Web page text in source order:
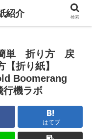
単 折り方 戻
折り紙】
Boomerang
機ラボ
はてブ
紹介 検索